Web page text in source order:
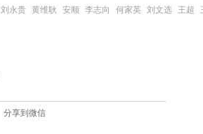
刘永贵 黄维耿 安顺 李志向 何家英 刘文选 王超
分享到微信